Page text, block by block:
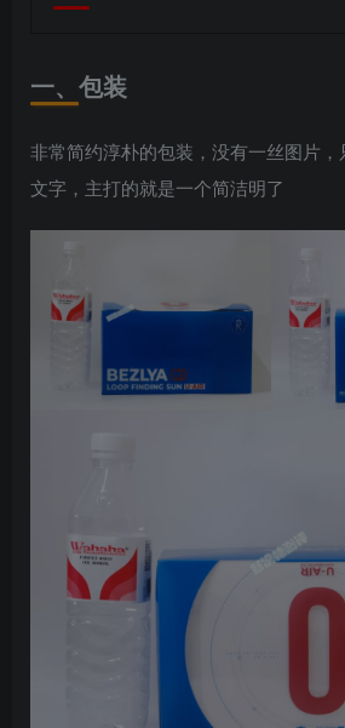
一、包装
非常简约淳朴的包装，没有一丝图片
文字，主打的就是一个简洁明了